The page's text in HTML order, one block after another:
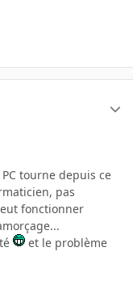
tourne depuis ce
pas
fonctionner
et le problème